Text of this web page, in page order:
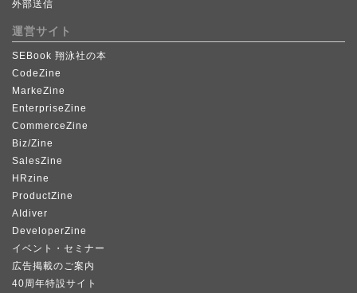
外部送信
運営サイト
SEBook 翔泳社の本
CodeZine
MarkeZine
EnterpriseZine
CommerceZine
Biz/Zine
SalesZine
HRzine
ProductZine
AIdiver
DeveloperZine
イベント・セミナー
広告掲載のご案内
40周年特設サイト